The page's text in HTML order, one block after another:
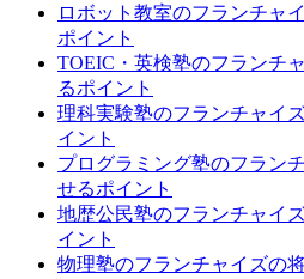
ロボット教室のフランチャ
ポイント
TOEIC・英検塾のフランチ
るポイント
理科実験塾のフランチャイ
イント
プログラミング塾のフラン
せるポイント
地歴公民塾のフランチャイ
イント
物理塾のフランチャイズの